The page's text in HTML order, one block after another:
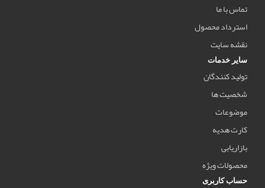
تماس با ما
استرداد محصول
نقشه سایت
سایر خدمات
تولید کنندگان
شخصیت ها
موضوعات
کارت هدیه
بازاریابی
محصولات ویژه
حساب کاربری